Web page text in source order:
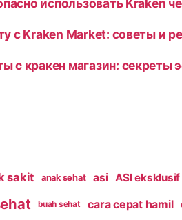
использовать Kraken
с Kraken Market: советы и
с кракен магазин: секреты
sakit anak sehat asi ASI eksklusif
buah sehat cara cepat hamil